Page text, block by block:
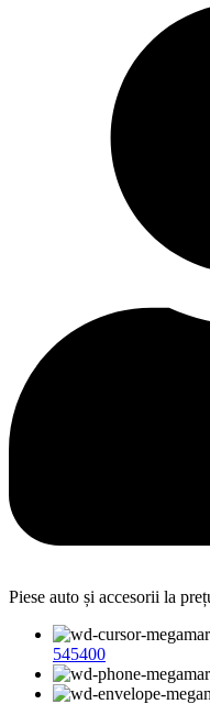
Piese auto și accesorii la
545400